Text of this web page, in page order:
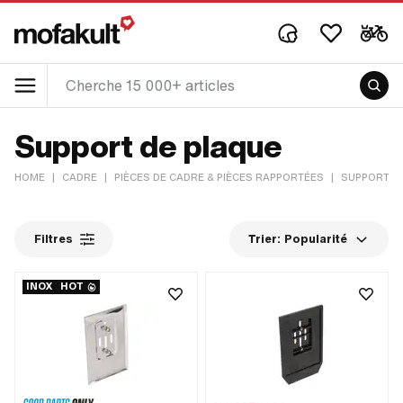
Support de plaque
HOME | CADRE | PIÈCES DE CADRE & PIÈCES RAPPORTÉES | SUPPORT
Filtres Trier: Popularité
INOX HOT